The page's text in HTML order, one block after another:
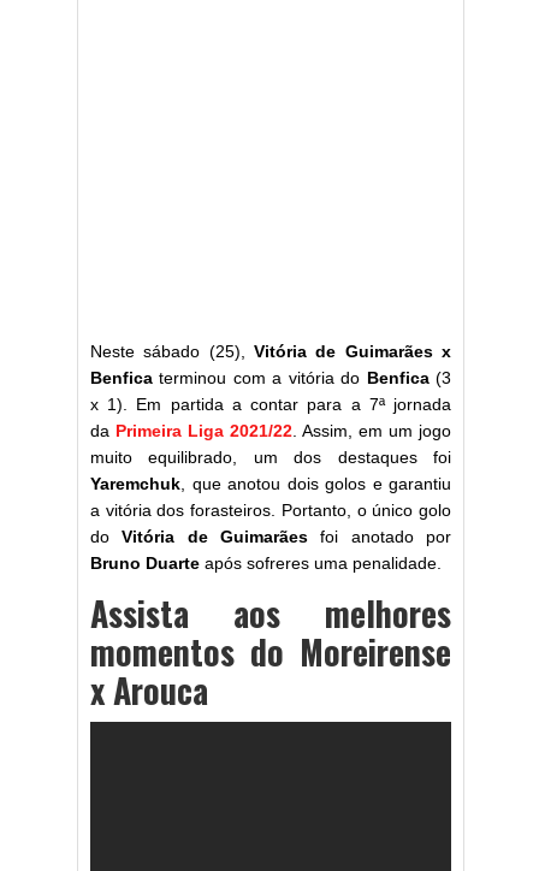
Neste sábado (25), Vitória de Guimarães x
Benfica terminou com a vitória do Benfica(3
x 1). Em partida a contar para a 7ª jornada
da Primeira Liga 2021/22 . Assim, em um jogo
muito equilibrado, um dos destaques foi
Yaremchuk , que anotou dois golos e garantiu
a vitória dos forasteiros. Portanto, o único golo
doVitória de Guimarães foi anotado por
Bruno Duarte após sofreres uma penalidade.
Assista aos melhores
momentos do Moreirense
x Arouca